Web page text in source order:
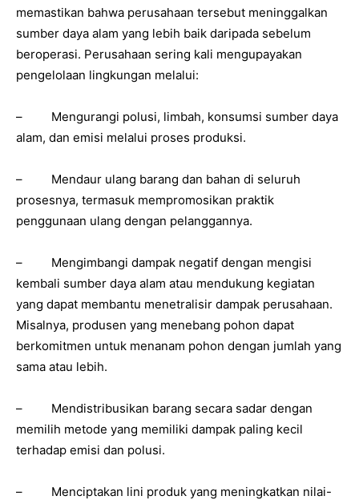
memastikan bahwa perusahaan tersebut meninggalkan
sumber daya alam yang lebih baik daripada sebelum
beroperasi. Perusahaan sering kali mengupayakan
pengelolaan lingkungan melalui:
– Mengurangi polusi, limbah, konsumsi sumber daya
alam, dan emisi melalui proses produksi.
– Mendaur ulang barang dan bahan di seluruh
prosesnya, termasuk mempromosikan praktik
penggunaan ulang dengan pelanggannya.
– Mengimbangi dampak negatif dengan mengisi
kembali sumber daya alam atau mendukung kegiatan
yang dapat membantu menetralisir dampak perusahaan.
Misalnya, produsen yang menebang pohon dapat
berkomitmen untuk menanam pohon dengan jumlah yang
sama atau lebih.
– Mendistribusikan barang secara sadar dengan
memilih metode yang memiliki dampak paling kecil
terhadap emisi dan polusi.
– Menciptakan lini produk yang meningkatkan nilai-